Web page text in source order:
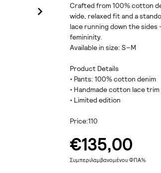
Crafted from 100% cotton
wide, relaxed fit and a
lace running down the
femininity.
Available in size: S–M
Product Details
•⁠ ⁠Pants: 100% cotton denim
•⁠ ⁠Handmade cotton lace
•⁠ ⁠Limited edition
Price:110
€135,00
Συμπεριλαμβανομένου ΦΠΑ%